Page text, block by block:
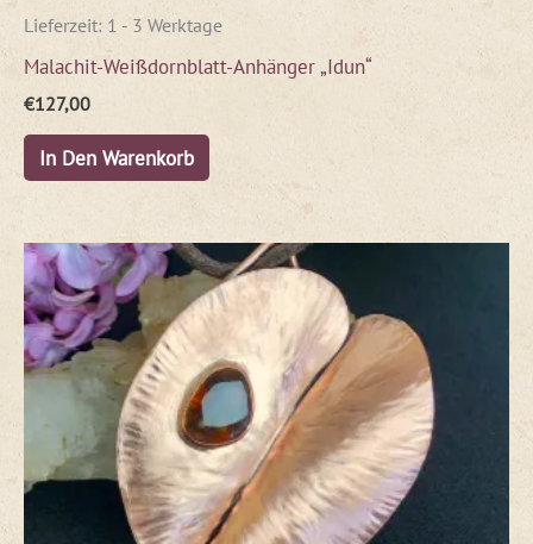
Lieferzeit: 1 - 3 Werktage
Malachit-Weißdornblatt-Anhänger „Idun“
€127,00
In Den Warenkorb